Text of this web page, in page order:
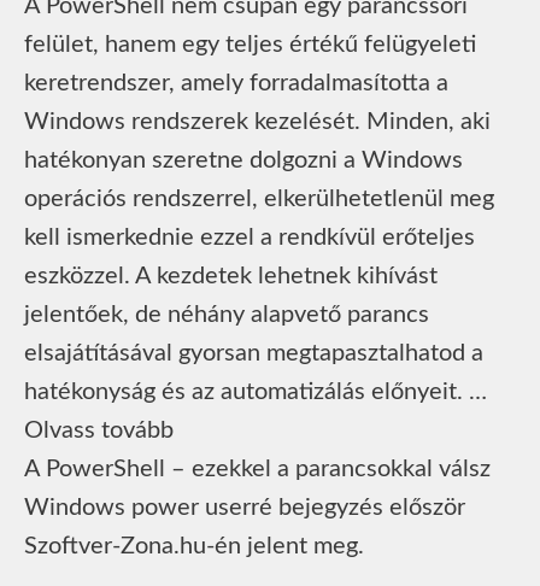
A PowerShell nem csupán egy parancssori
felület, hanem egy teljes értékű felügyeleti
keretrendszer, amely forradalmasította a
Windows rendszerek kezelését. Minden, aki
hatékonyan szeretne dolgozni a Windows
operációs rendszerrel, elkerülhetetlenül meg
kell ismerkednie ezzel a rendkívül erőteljes
eszközzel. A kezdetek lehetnek kihívást
jelentőek, de néhány alapvető parancs
elsajátításával gyorsan megtapasztalhatod a
hatékonyság és az automatizálás előnyeit. …
Olvass tovább
A PowerShell – ezekkel a parancsokkal válsz
Windows power userré bejegyzés először
Szoftver-Zona.hu-én jelent meg.